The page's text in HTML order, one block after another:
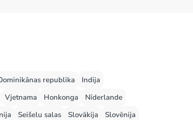
republika
Indija
Vjetnama Honkonga
Nīderlande
Seišelu salas Slovākija
Slovēnija